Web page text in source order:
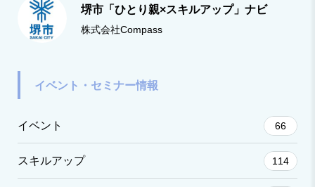
堺市「ひとり親×スキルアップ」ナビ
株式会社Compass
イベント・セミナー情報
イベント 66
スキルアップ 114